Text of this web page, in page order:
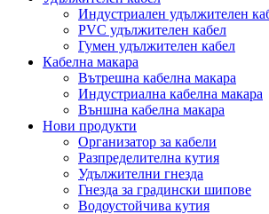
Индустриален удължителен
PVC удължителен кабел
Гумен удължителен кабел
Кабелна макара
Вътрешна кабелна макара
Индустриална кабелна макара
Външна кабелна макара
Нови продукти
Организатор за кабели
Разпределителна кутия
Удължителни гнезда
Гнезда за градински шипове
Водоустойчива кутия